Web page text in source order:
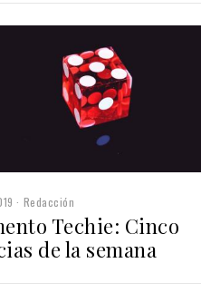
Redacción
Techie: Cinco
de la semana